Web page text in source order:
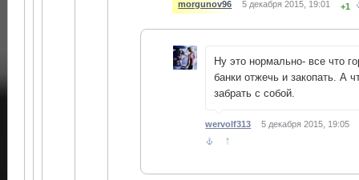
morgunov96 5 декабря 2015, 19:01 +1
Ну это нормально- все что
банки отжечь и закопать. А
забрать с собой.
wervolf313 5 декабря 2015, 19:05
↑